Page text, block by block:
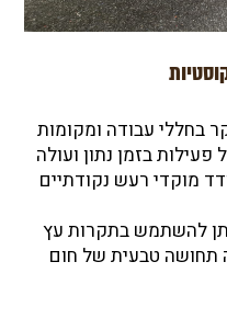
בחללי עבודה ומקומות
בזמן נתון ועולה
מוקדי רעש נקודתיים
להשתמש בתקרות עץ
תחושה טבעית של חום